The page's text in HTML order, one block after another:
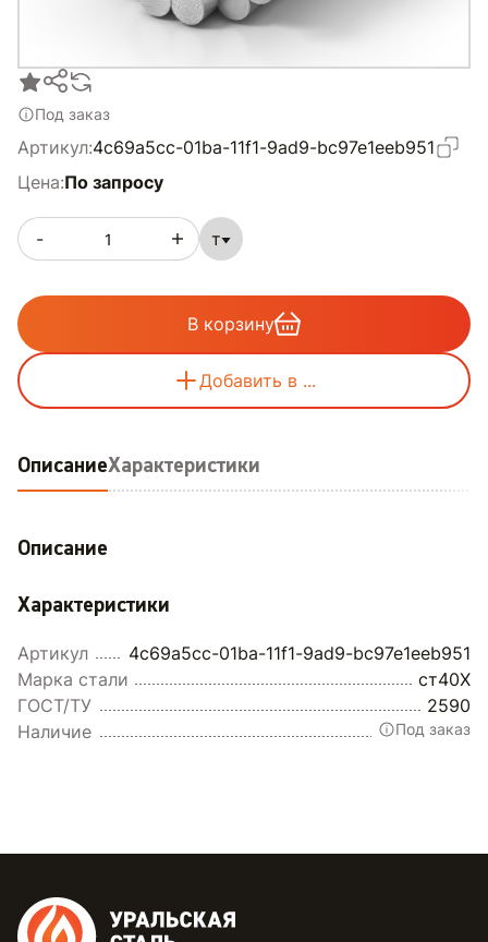
Под заказ
Артикул:4c69a5cc-01ba-11f1-9ad9-bc97e1eeb951
Цена:По запросу
- т
В корзину
Добавить в ...
ОписаниеХарактеристики
Описание
Характеристики
Артикул
4c69a5cc-01ba-11f1-9ad9-bc97e1eeb951
Марка стали
ст40Х
ГОСТ/ТУ
2590
Наличие
Под заказ